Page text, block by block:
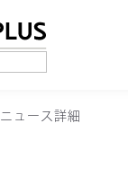
ニュース詳細